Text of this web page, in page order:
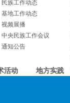
民族工作动态
基地工作动态
视频展播
中央民族工作会议
通知公告
活动 地方实践